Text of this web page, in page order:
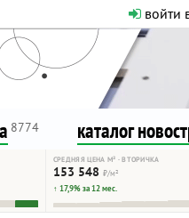
войти
как он
8774 каталог
СРЕДНЯЯ ЦЕНА М² · ВТОРИЧКА
153 548 ₽/м²
↑ 17,9% за 12 мес.